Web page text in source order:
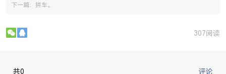
下一篇： 拼车。
307阅读
共0 评论